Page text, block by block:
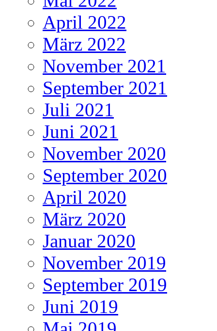
April 2022
März 2022
November 2021
September 2021
Juli 2021
Juni 2021
November 2020
September 2020
April 2020
März 2020
Januar 2020
November 2019
September 2019
Juni 2019